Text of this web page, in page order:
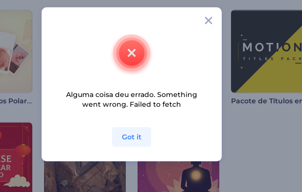
Galeria de fotos Polaroid
Alguma coisa deu errado. Something
went wrong. Failed to fetch
Got it